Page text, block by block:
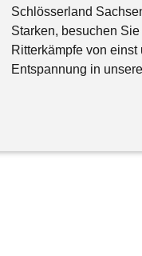
Schlösserland
Starken, besuchen
Ritterkämpfe von
Entspannung in